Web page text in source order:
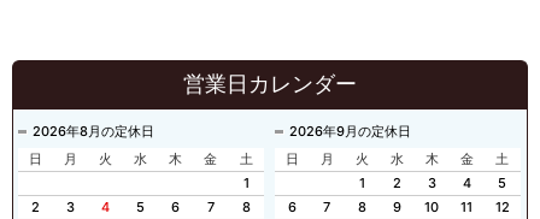
営業日カレンダー
2026年8月の定休日
日
月 火 水 木 金
土
1
2
3 4 5 6 7
8
2026年9月の定休日
日
月 火 水 木 金
土
1
2 3 4
5
6
7 8 9 10 11
12